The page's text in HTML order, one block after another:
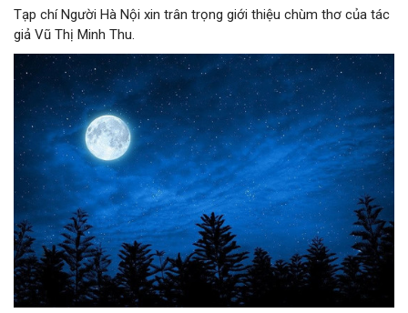
Tạp chí Người Hà Nội xin trân trọng giới thiệu chùm thơ của tác
giả Vũ Thị Minh Thu.